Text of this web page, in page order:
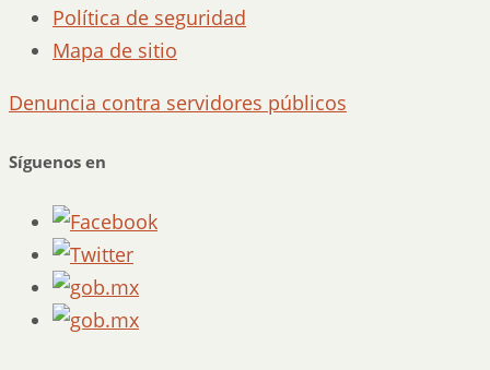
Política de seguridad
Mapa de sitio
Denuncia contra servidores públicos
Síguenos en